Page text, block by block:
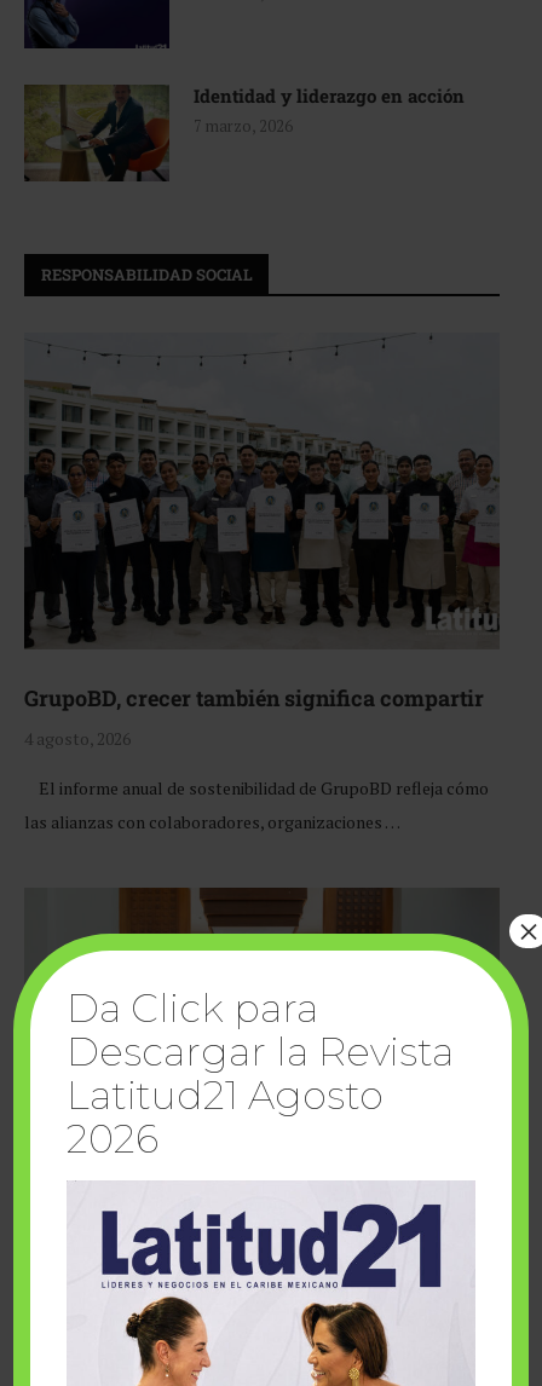
Identidad y liderazgo en acción
7 marzo, 2026
RESPONSABILIDAD SOCIAL
GrupoBD, crecer también significa compartir
4 agosto, 2026
El informe anual de sostenibilidad de GrupoBD refleja cómo
las alianzas con colaboradores, organizaciones …
Cuando la solidaridad inspira; cumplen
sueños Fairmont Mayakoba y Make-A-Wish
Da Click para
Descargar la Revista
Latitud21 Agosto
2026
×